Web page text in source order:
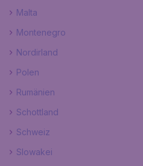
Malta
Montenegro
Nordirland
Polen
Rumänien
Schottland
Schweiz
Slowakei